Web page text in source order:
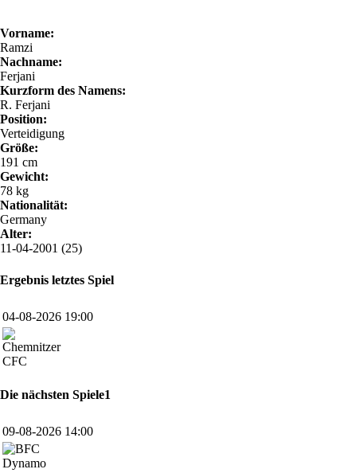
Vorname:
Ramzi
Nachname:
Ferjani
Kurzform des Namens:
R. Ferjani
Position:
Verteidigung
Größe:
191 cm
Gewicht:
78 kg
Nationalität:
Germany
Alter:
11-04-2001 (25)
Ergebnis letztes Spiel
04-08-2026 19:00
CFC
Die nächsten Spiele1
09-08-2026 14:00